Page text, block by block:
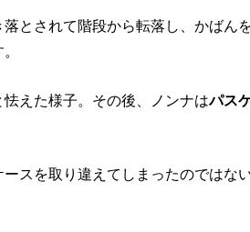
とされて階段から転落し、かばん
えた様子。その後、ノンナはパス
スを取り違えてしまったのではな